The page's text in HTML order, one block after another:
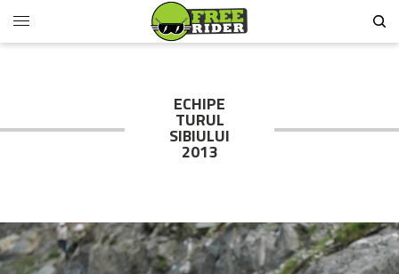
ECHIPE
TURUL
SIBIULUI
2013